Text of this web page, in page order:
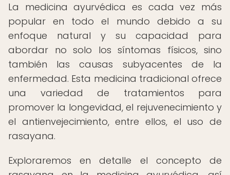
La medicina ayurvédica es cada vez más
popular en todo el mundo debido a su
enfoque natural y su capacidad para
abordar no solo los síntomas físicos, sino
también las causas subyacentes de la
enfermedad. Esta medicina tradicional ofrece
una variedad de tratamientos para
promover la longevidad, el rejuvenecimiento y
el antienvejecimiento, entre ellos, el uso de
rasayana.
Exploraremos en detalle el concepto de